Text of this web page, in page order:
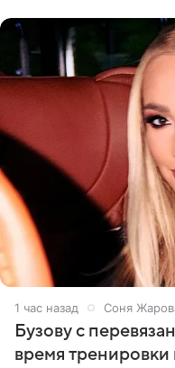
1 час назад Соня
Бузову с
время